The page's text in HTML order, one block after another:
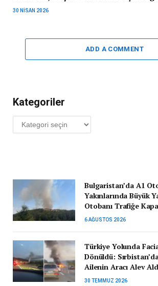
30 NISAN 2026
ADD A COMMENT
Kategoriler
Kategoriler
Bulgaristan’da A1
Yakınlarında Büyük
Otobanı Trafiğe
6 AĞUSTOS 2026
Türkiye Yolunda
Dönüldü:
Ailenin Aracı Alev
30 TEMMUZ 2026